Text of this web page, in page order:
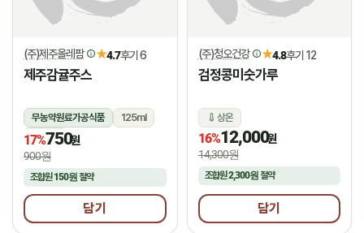
(주)제주올레팜 ★4.7후기 6
제주감귤주스
무농약원료가공식품
125ml
상온
17%750원
900원
조합원150원 절약
담기
(주)청오건강 ★4.8후기 12
검정콩미숫가루
상온
16%12,000원
14,300원
조합원2,300원절약
담기